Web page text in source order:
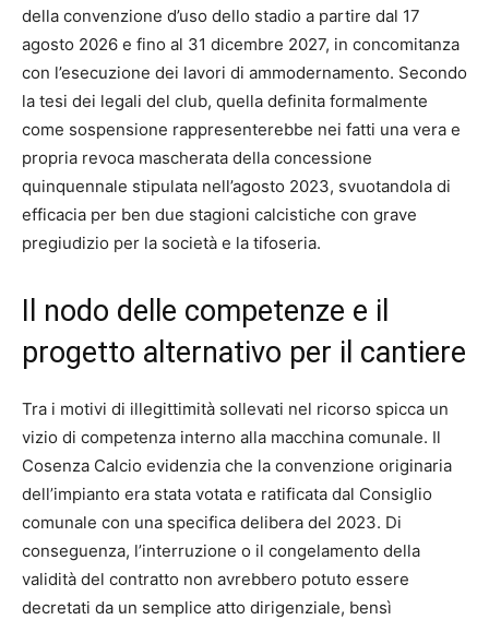
della convenzione d’uso dello stadio a partire dal 17
agosto 2026 e fino al 31 dicembre 2027, in concomitanza
con l’esecuzione dei lavori di ammodernamento. Secondo
la tesi dei legali del club, quella definita formalmente
come sospensione rappresenterebbe nei fatti una vera e
propria revoca mascherata della concessione
quinquennale stipulata nell’agosto 2023, svuotandola di
efficacia per ben due stagioni calcistiche con grave
pregiudizio per la società e la tifoseria.
Il nodo delle competenze e il
progetto alternativo per il cantiere
Tra i motivi di illegittimità sollevati nel ricorso spicca un
vizio di competenza interno alla macchina comunale. Il
Cosenza Calcio evidenzia che la convenzione originaria
dell’impianto era stata votata e ratificata dal Consiglio
comunale con una specifica delibera del 2023. Di
conseguenza, l’interruzione o il congelamento della
validità del contratto non avrebbero potuto essere
decretati da un semplice atto dirigenziale, bensì